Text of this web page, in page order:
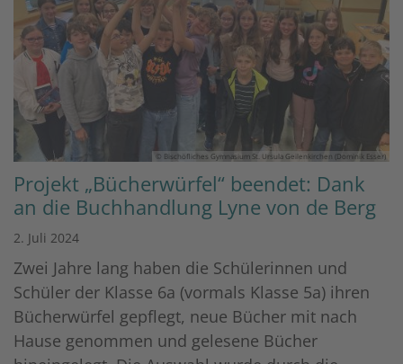
© Bischöfliches Gymnasium St. Ursula Geilenkirchen (Dominik Esser)
Projekt „Bücherwürfel“ beendet: Dank
an die Buchhandlung Lyne von de Berg
2. Juli 2024
Zwei Jahre lang haben die Schülerinnen und
Schüler der Klasse 6a (vormals Klasse 5a) ihren
Bücherwürfel gepflegt, neue Bücher mit nach
Hause genommen und gelesene Bücher